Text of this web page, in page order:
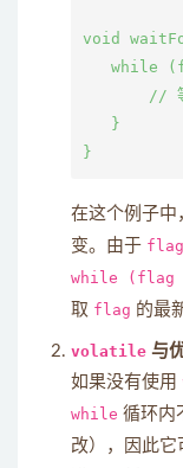
void
while
//
   }
在这个例子中
变。由于 flag
while (flag
取 flag 的最
volatile 与
如果没有使用
while 循环内
改），因此它